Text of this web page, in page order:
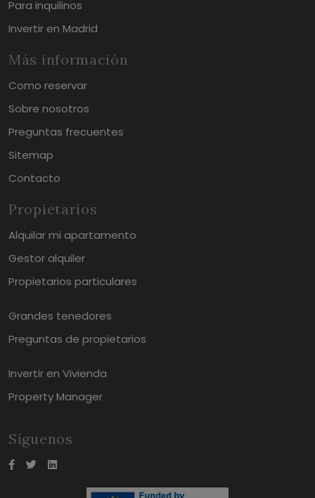
Para inquilinos
Invertir en Madrid
Más información
Como reservar
Sobre nosotros
Preguntas frecuentes
Sitemap
Contacto
Propietarios
Alquilar mi apartamento
Gestor alquiler
Propietarios particulares
Grandes tenedores
Preguntas de propietarios
Invertir en Vivienda
Property Manager
Síguenos